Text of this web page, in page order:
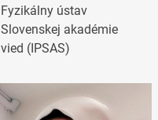
Fyzikálny ústav
Slovenskej akadémie
vied (IPSAS)